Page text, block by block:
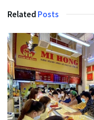
Related Posts